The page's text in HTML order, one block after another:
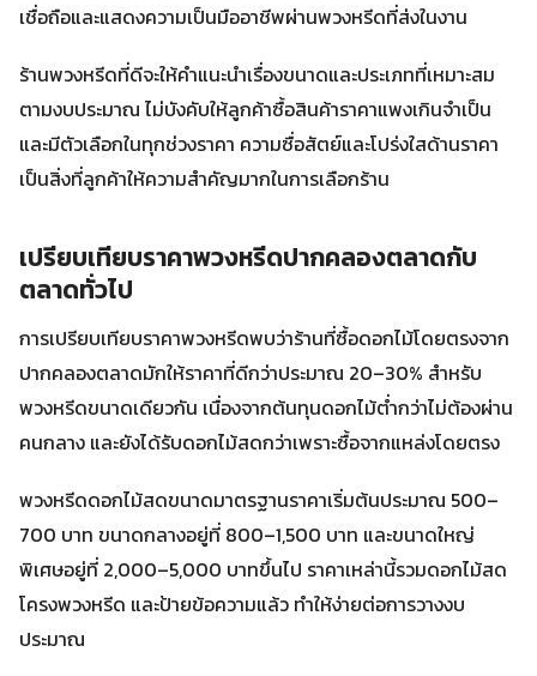
เชื่อถือและแสดงความเป็นมืออาชีพผ่านพวงหรีดที่ส่งในงาน
ร้านพวงหรีดที่ดีจะให้คำแนะนำเรื่องขนาดและประเภทที่เหมาะสม
ตามงบประมาณ ไม่บังคับให้ลูกค้าซื้อสินค้าราคาแพงเกินจำเป็น
และมีตัวเลือกในทุกช่วงราคา ความซื่อสัตย์และโปร่งใสด้านราคา
เป็นสิ่งที่ลูกค้าให้ความสำคัญมากในการเลือกร้าน
เปรียบเทียบราคาพวงหรีดปากคลองตลาดกับ
ตลาดทั่วไป
การเปรียบเทียบราคาพวงหรีดพบว่าร้านที่ซื้อดอกไม้โดยตรงจาก
ปากคลองตลาดมักให้ราคาที่ดีกว่าประมาณ 20–30% สำหรับ
พวงหรีดขนาดเดียวกัน เนื่องจากต้นทุนดอกไม้ต่ำกว่าไม่ต้องผ่าน
คนกลาง และยังได้รับดอกไม้สดกว่าเพราะซื้อจากแหล่งโดยตรง
พวงหรีดดอกไม้สดขนาดมาตรฐานราคาเริ่มต้นประมาณ 500–
700 บาท ขนาดกลางอยู่ที่ 800–1,500 บาท และขนาดใหญ่
พิเศษอยู่ที่ 2,000–5,000 บาทขึ้นไป ราคาเหล่านี้รวมดอกไม้สด
โครงพวงหรีด และป้ายข้อความแล้ว ทำให้ง่ายต่อการวางงบ
ประมาณ